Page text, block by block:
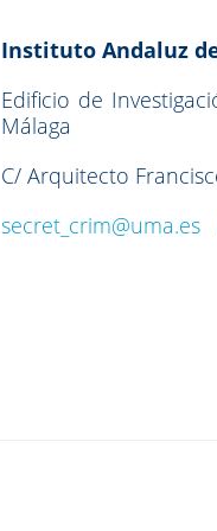
Instituto Andaluz
Edificio de
Málaga
C/ Arquitecto
secret_crim@uma.es